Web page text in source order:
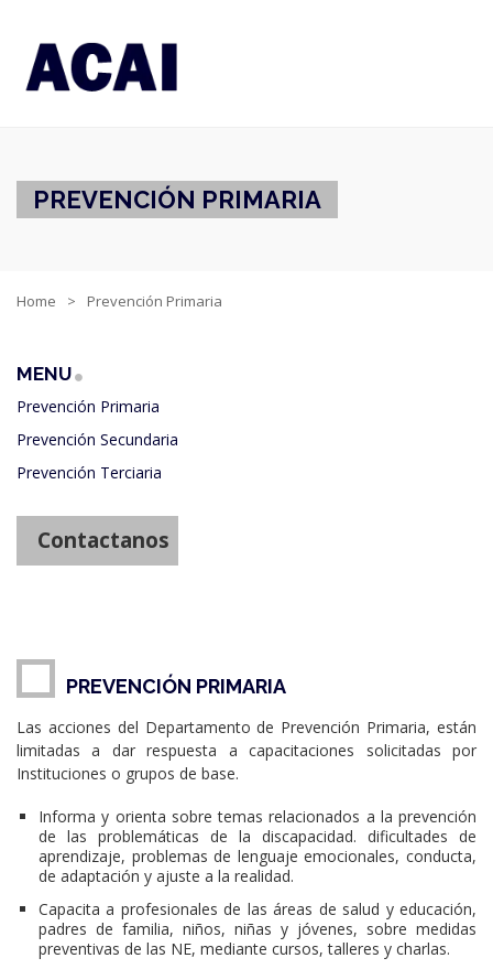
PREVENCIÓN PRIMARIA
Home Prevención Primaria
MENU
Prevención Primaria
Prevención Secundaria
Prevención Terciaria
Contactanos
PREVENCIÓN PRIMARIA
Las acciones del Departamento de Prevención Primaria, están
limitadas a dar respuesta a capacitaciones solicitadas por
Instituciones o grupos de base.
Informa y orienta sobre temas relacionados a la prevención
de las problemáticas de la discapacidad. dificultades de
aprendizaje, problemas de lenguaje emocionales, conducta,
de adaptación y ajuste a la realidad.
Capacita a profesionales de las áreas de salud y educación,
padres de familia, niños, niñas y jóvenes, sobre medidas
preventivas de las NE, mediante cursos, talleres y charlas.